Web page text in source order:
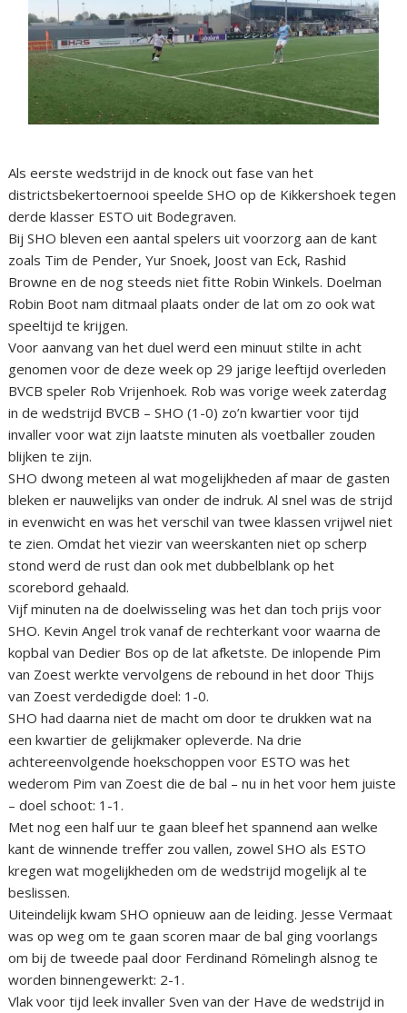
Als eerste wedstrijd in de knock out fase van het
districtsbekertoernooi speelde SHO op de Kikkershoek tegen
derde klasser ESTO uit Bodegraven.
Bij SHO bleven een aantal spelers uit voorzorg aan de kant
zoals Tim de Pender, Yur Snoek, Joost van Eck, Rashid
Browne en de nog steeds niet fitte Robin Winkels. Doelman
Robin Boot nam ditmaal plaats onder de lat om zo ook wat
speeltijd te krijgen.
Voor aanvang van het duel werd een minuut stilte in acht
genomen voor de deze week op 29 jarige leeftijd overleden
BVCB speler Rob Vrijenhoek. Rob was vorige week zaterdag
in de wedstrijd BVCB – SHO (1-0) zo’n kwartier voor tijd
invaller voor wat zijn laatste minuten als voetballer zouden
blijken te zijn.
SHO dwong meteen al wat mogelijkheden af maar de gasten
bleken er nauwelijks van onder de indruk. Al snel was de strijd
in evenwicht en was het verschil van twee klassen vrijwel niet
te zien. Omdat het viezir van weerskanten niet op scherp
stond werd de rust dan ook met dubbelblank op het
scorebord gehaald.
Vijf minuten na de doelwisseling was het dan toch prijs voor
SHO. Kevin Angel trok vanaf de rechterkant voor waarna de
kopbal van Dedier Bos op de lat afketste. De inlopende Pim
van Zoest werkte vervolgens de rebound in het door Thijs
van Zoest verdedigde doel: 1-0.
SHO had daarna niet de macht om door te drukken wat na
een kwartier de gelijkmaker opleverde. Na drie
achtereenvolgende hoekschoppen voor ESTO was het
wederom Pim van Zoest die de bal – nu in het voor hem juiste
– doel schoot: 1-1.
Met nog een half uur te gaan bleef het spannend aan welke
kant de winnende treffer zou vallen, zowel SHO als ESTO
kregen wat mogelijkheden om de wedstrijd mogelijk al te
beslissen.
Uiteindelijk kwam SHO opnieuw aan de leiding. Jesse Vermaat
was op weg om te gaan scoren maar de bal ging voorlangs
om bij de tweede paal door Ferdinand Römelingh alsnog te
worden binnengewerkt: 2-1.
Vlak voor tijd leek invaller Sven van der Have de wedstrijd in